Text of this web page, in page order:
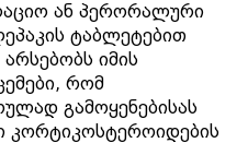
ან პერორალური
ტაბლეტებით
იმის
რომ
გამოყენებისას